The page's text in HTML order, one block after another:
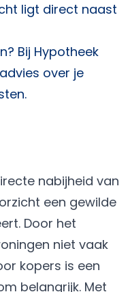
ligt direct naast
Bij Hypotheek
over je
nabijheid van
een gewilde
Door het
niet vaak
kopers is een
belangrijk. Met